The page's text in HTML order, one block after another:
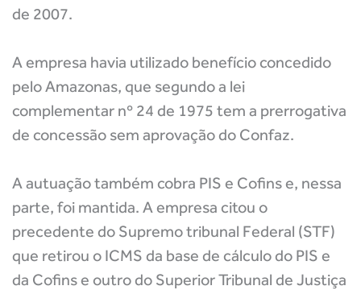
de 2007.
A empresa havia utilizado benefício concedido
pelo Amazonas, que segundo a lei
complementar nº 24 de 1975 tem a prerrogativa
de concessão sem aprovação do Confaz.
A autuação também cobra PIS e Cofins e, nessa
parte, foi mantida. A empresa citou o
precedente do Supremo tribunal Federal (STF)
que retirou o ICMS da base de cálculo do PIS e
da Cofins e outro do Superior Tribunal de Justiça